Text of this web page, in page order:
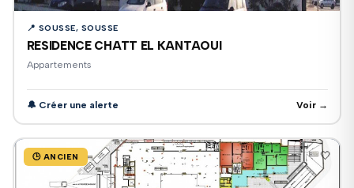
📍 SOUSSE, SOUSSE
RESIDENCE CHATT EL KANTAOUI
Appartements
🔔 Créer une alerte Voir →
🕒 ANCIEN 🤍